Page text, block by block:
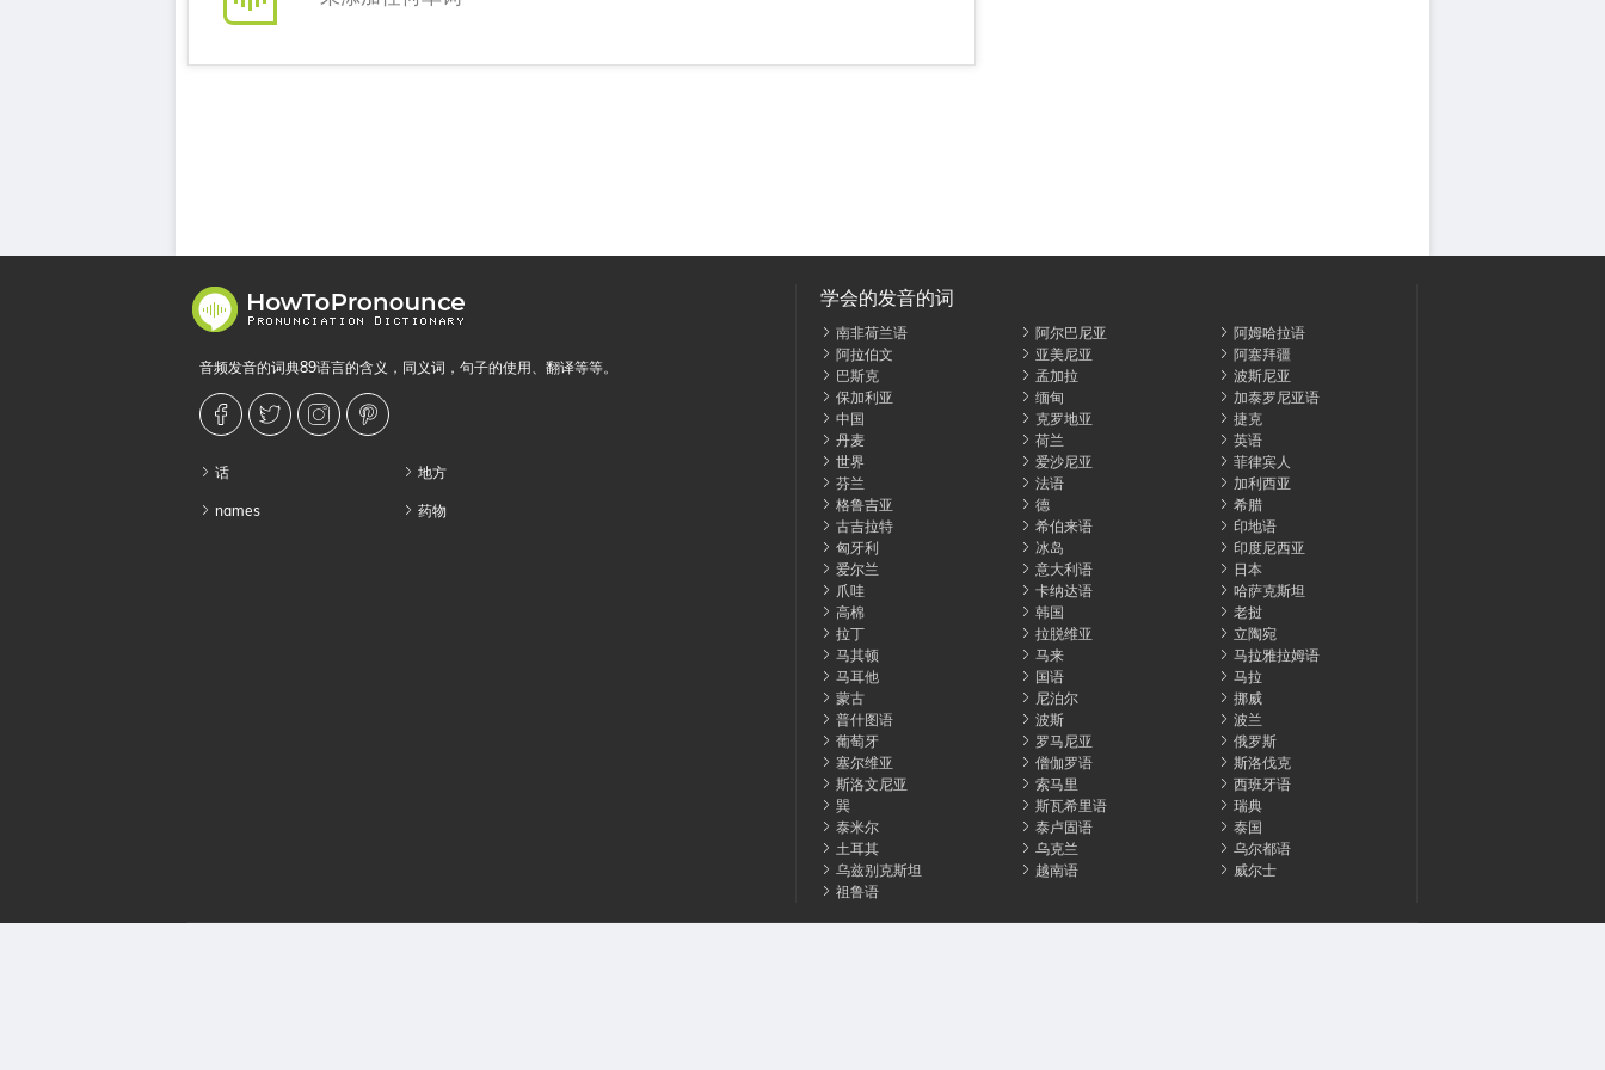
音频发音的词典89语言的含义，同义词，句子的使用、翻译等等。
话
names
地方
药物
学会的发音的词
南非荷兰语 阿尔巴尼亚
阿姆哈拉语
阿拉伯文
亚美尼亚
阿塞拜疆
巴斯克
孟加拉
波斯尼亚
保加利亚
缅甸
加泰罗尼亚语
中国
克罗地亚
捷克
丹麦
荷兰
英语
世界
爱沙尼亚
菲律宾人
芬兰
法语
加利西亚
格鲁吉亚
德
希腊
古吉拉特
希伯来语
印地语
匈牙利
冰岛
印度尼西亚
爱尔兰
意大利语
日本
爪哇
卡纳达语
哈萨克斯坦
高棉
韩国
老挝
拉丁
拉脱维亚
立陶宛
马其顿
马来
马拉雅拉姆语
马耳他
国语
马拉
蒙古
尼泊尔
挪威
普什图语
波斯
波兰
葡萄牙
罗马尼亚
俄罗斯
塞尔维亚
僧伽罗语
斯洛伐克
斯洛文尼亚
索马里
西班牙语
巽
斯瓦希里语
瑞典
泰米尔
泰卢固语
泰国
土耳其
乌克兰
乌尔都语
乌兹别克斯坦
越南语
威尔士
祖鲁语